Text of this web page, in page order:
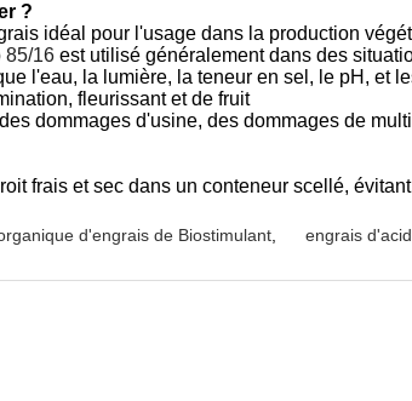
?
idéal pour l'usage dans la production
85/16 est utilisé généralement dans des
l'eau, la lumière, la teneur en sel, le pH, et
fleurissant et de fruit
dommages d'usine, des dommages de
frais et sec dans un conteneur scellé,
d'engrais de Biostimulant engrais